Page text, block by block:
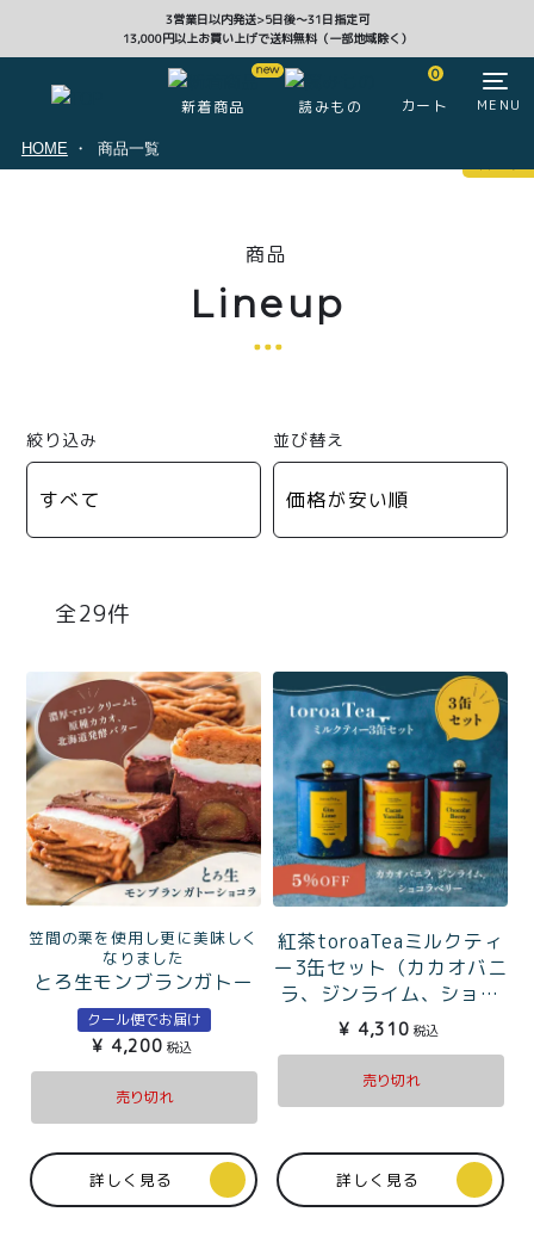
3営業日以内発送>5日後〜31日指定可
13,000円以上お買い上げで送料無料（一部地域除く）
新着商品 読みもの
0
カート MENU
商品一覧
セット
お中元
紅茶toroaTea
焼き菓子
メルマガ会員様限定
toroa夏のアウトレッ
トセール
ョコラ
とろ生シュー
クッキー缶
紅茶toroaTeaギフト
お誕生日セット
手さげ袋
季節限定
価格別
¥6,000〜
¥4,000〜¥5,999
HOME 商品一覧
商品
Lineup
絞り込み 並び替え
29
笠間の栗を使用し更に美味しく
なりました
とろ生モンブランガトー
ショコラ
クール便でお届け
¥ 4,200 税込
売り切れ
詳しく見る
紅茶toroaTeaミルクティ
ー3缶セット（カカオバニ
ラ、ジンライム、ショコ
ラベリー）
¥ 4,310 税込
売り切れ
詳しく見る